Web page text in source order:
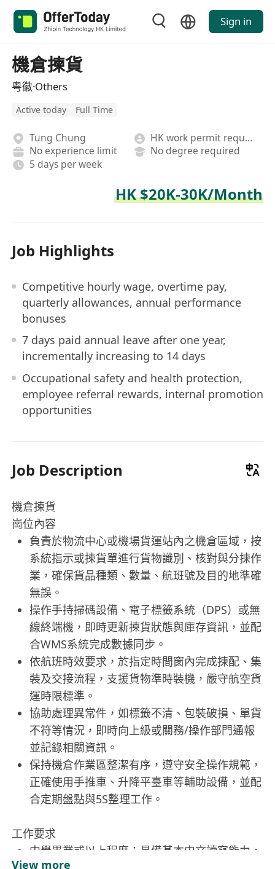
Sign in
機倉揀貨
粤徽·Others
Active today Full Time
Tung Chung
HK work permit required
No experience limit
No degree required
5 days per week
HK $20K-30K/Month
Job Highlights
Competitive hourly wage, overtime pay,
quarterly allowances, annual performance
bonuses
7 days paid annual leave after one year,
incrementally increasing to 14 days
Occupational safety and health protection,
employee referral rewards, internal promotion
opportunities
Job Description
機倉揀貨
崗位內容
負責於物流中心或機場貨運站內之機倉區域，按
系統指示或揀貨單進行貨物識別、核對與分揀作
業，確保貨品種類、數量、航班號及目的地準確
無誤。
操作手持掃碼設備、電子標籤系統（DPS）或無
線終端機，即時更新揀貨狀態與庫存資訊，並配
合WMS系統完成數據同步。
依航班時效要求，於指定時間窗內完成揀配、集
裝及交接流程，支援貨物準時裝機，嚴守航空貨
運時限標準。
協助處理異常件，如標籤不清、包裝破損、單貨
不符等情況，即時向上級或關務/操作部門通報
並記錄相關資訊。
保持機倉作業區整潔有序，遵守安全操作規範，
正確使用手推車、升降平臺車等輔助設備，並配
合定期盤點與5S整理工作。
工作要求
中學畢業或以上程度；具備基本中文讀寫能力，
View more